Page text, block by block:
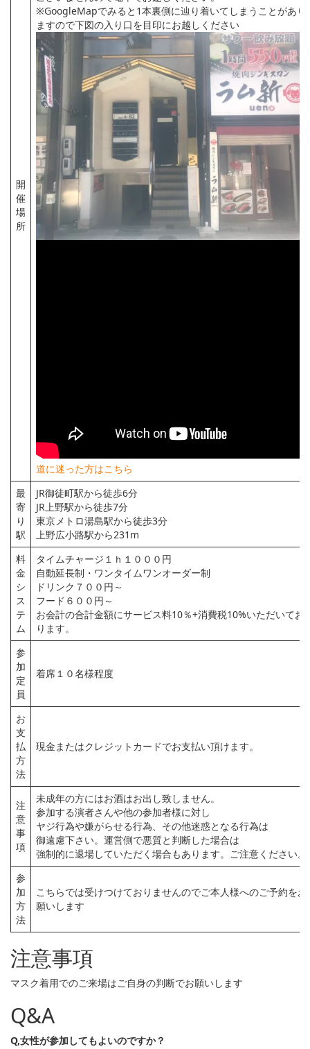
開
催
場
所
※GoogleMapでみると1本裏側に辿り着いてしまうことがあり
ますので下図の入り口を目印にお越しください
道に迷った方はこちら
最
寄
り
駅
JR御徒町駅から徒歩6分
JR上野駅から徒歩7分
東京メトロ湯島駅から徒歩3分
上野広小路駅から231m
料
金
シ
ス
テ
ム
タイムチャージ１ｈ１０００円
自動延長制・ワンタイムワンオーダー制
ドリンク７００円～
フード６００円～
お会計の合計金額にサービス料10％+消費税10%いただいてお
ります。
参
加
定
員
着席１０名様程度
お
支
払
方
法
現金またはクレジットカードでお支払い頂けます。
注
意
事
項
未成年の方にはお酒はお出し致しません。
参加する演者さんや他の参加者様に対し
ヤジ行為や嫌がらせる行為、その他迷惑となる行為は
御遠慮下さい。運営側で悪質と判断した場合は
強制的に退場していただく場合もあります。ご注意ください。
参
加
方
法
こちらでは受けつけておりませんのでご本人様へのご予約をお
願いします
注意事項
マスク着用でのご来場はご自身の判断でお願いします
Q&A
Q,女性が参加してもよいのですか？